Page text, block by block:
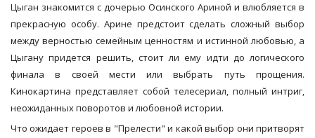
Цыган знакомится с дочерью Осинского Ариной и влюбляется в
прекрасную особу. Арине предстоит сделать сложный выбор
между верностью семейным ценностям и истинной любовью, а
Цыгану придется решить, стоит ли ему идти до логического
финала в своей мести или выбрать путь прощения.
Кинокартина представляет собой телесериал, полный интриг,
неожиданных поворотов и любовной истории.
Что ожидает героев в "Прелести" и какой выбор они притворят